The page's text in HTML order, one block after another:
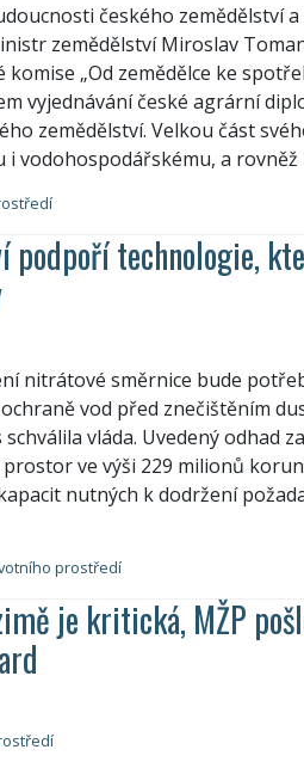
českého zemědělství
zemědělství Miroslav
„Od zemědělce ke
vyjednávání české agrární
zemědělství. Velkou část
i vodohospodářskému, a
technologie,
nitrátové směrnice bude
vod před znečištěním
vláda. Uvedený odhad
ve výši 229 milionů
nutných k dodržení
prostředí
je kritická, MŽP